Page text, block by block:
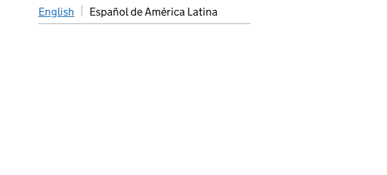
English Español de América Latina